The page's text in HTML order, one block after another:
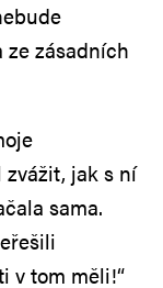
zásadních
jak s ní
sama.
v tom měli!“